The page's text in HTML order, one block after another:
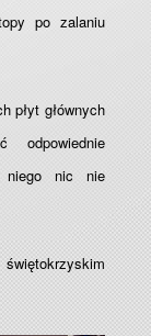
po zalaniu
płyt głównych
odpowiednie
niego nic nie